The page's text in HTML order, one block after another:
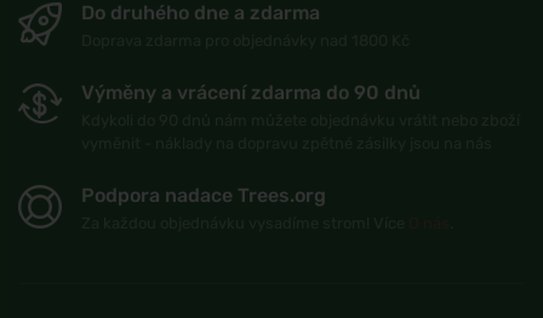
Do druhého dne a zdarma
Výměny a vrácení zdarma do 90 dnů
Podpora nadace Trees.org